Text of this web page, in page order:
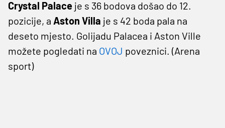
Crystal Palace je s 36 bodova došao do 12.
pozicije, a Aston Villa je s 42 boda pala na
deseto mjesto. Golijadu Palacea i Aston Ville
možete pogledati na OVOJ poveznici. (Arena
sport)